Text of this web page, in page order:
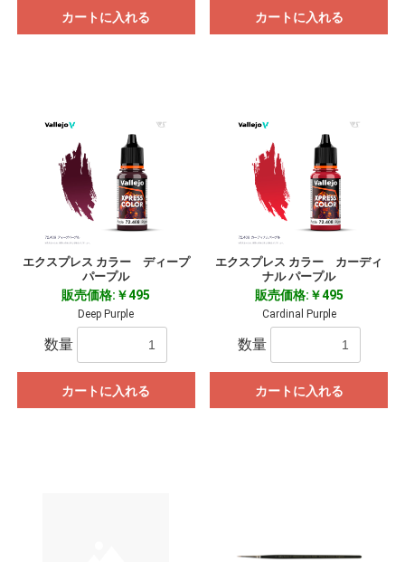
カートに入れる カートに入れる
エクスプレス カラー ディープ
パープル
販売価格:￥495
Deep Purple
数量
カートに入れる
エクスプレス カラー カーディ
ナル パープル
販売価格:￥495
Cardinal Purple
数量
カートに入れる